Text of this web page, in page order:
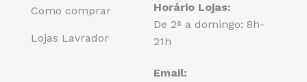
Como comprar
Lojas Lavrador
Horário Lojas:
De 2ª a domingo: 8h-
21h
Email: